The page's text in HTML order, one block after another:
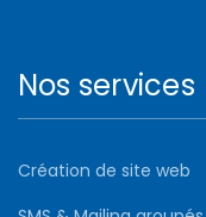
Nos services
Création de site web